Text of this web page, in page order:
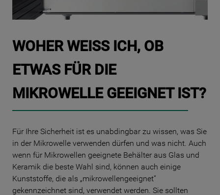
WOHER WEISS ICH, OB E
TWAS FÜR DIE M
IKROWELLE GEEIGNET IST?
Für Ihre Sicherheit ist es unabdingbar zu wissen, was Sie
in der Mikrowelle verwenden dürfen und was nicht. Auch
wenn für Mikrowellen geeignete Behälter aus Glas und
Keramik die beste Wahl sind, können auch einige
Kunststoffe, die als „mikrowellengeeignet“
gekennzeichnet sind, verwendet werden. Sie sollten